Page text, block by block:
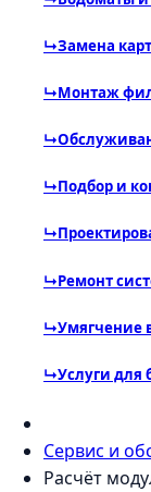
↳Замена
↳Монтаж
↳
↳Подбор и
↳
↳Ремонт
↳Умягчение
↳Услуги для
Сервис и
Расчёт